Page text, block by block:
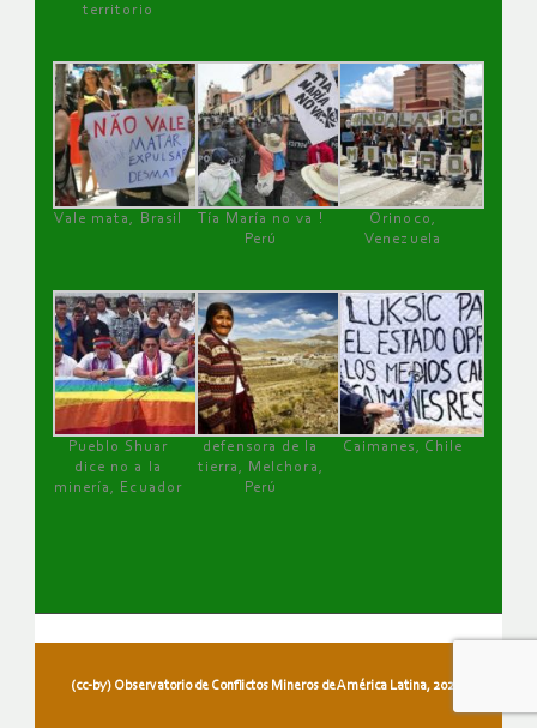
territorio
Vale mata, Brasil
Tía María no va !
Perú
Orinoco,
Venezuela
Pueblo Shuar
dice no a la
minería, Ecuador
defensora de la
tierra, Melchora,
Perú
Caimanes, Chile
(cc-by) Observatorio de Conflictos Mineros de América Latina, 2026